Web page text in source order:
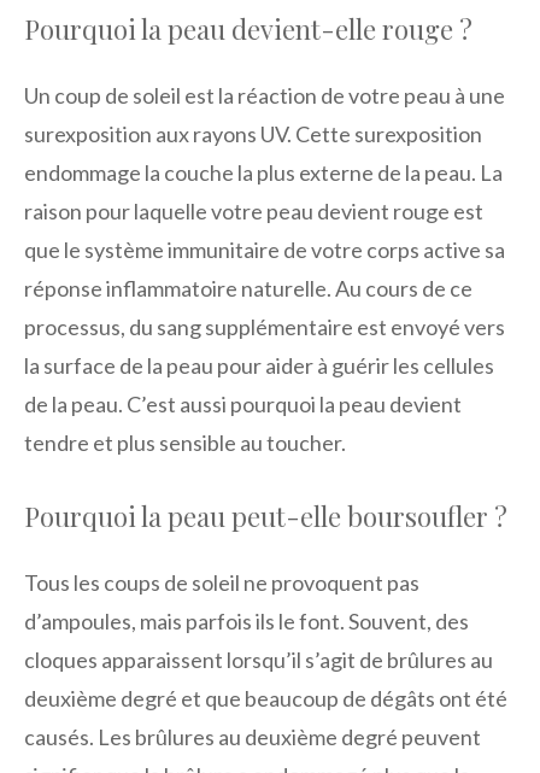
Pourquoi la peau devient-elle rouge ?
Un coup de soleil est la réaction de votre peau à une
surexposition aux rayons UV. Cette surexposition
endommage la couche la plus externe de la peau. La
raison pour laquelle votre peau devient rouge est
que le système immunitaire de votre corps active sa
réponse inflammatoire naturelle. Au cours de ce
processus, du sang supplémentaire est envoyé vers
la surface de la peau pour aider à guérir les cellules
de la peau. C’est aussi pourquoi la peau devient
tendre et plus sensible au toucher.
Pourquoi la peau peut-elle boursoufler ?
Tous les coups de soleil ne provoquent pas
d’ampoules, mais parfois ils le font. Souvent, des
cloques apparaissent lorsqu’il s’agit de brûlures au
deuxième degré et que beaucoup de dégâts ont été
causés. Les brûlures au deuxième degré peuvent